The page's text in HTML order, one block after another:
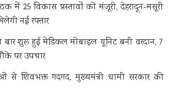
में 25 विकास प्रस्तावों को मंजूरी, देहरादून-मसूरी
नई रफ्तार
शुरू हुई मेडिकल मोबाइल यूनिट बनी वरदान, 7
पर उपचार
से शिवभक्त गदगद, मुख्यमंत्री धामी सरकार की